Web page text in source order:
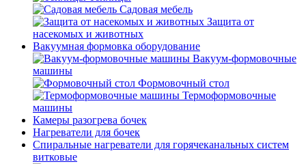
Садовая мебель
Защита от
насекомых и животных
Вакуумная формовка оборудование
Вакуум-формовочные
машины
Формовочный стол
Термоформовочные
машины
Камеры разогрева бочек
Нагреватели для бочек
Спиральные нагреватели для горячеканальных систем
витковые